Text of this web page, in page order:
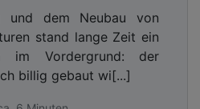
und dem Neubau von
stand lange Zeit ein
im Vordergrund: der
billig gebaut wi[...]